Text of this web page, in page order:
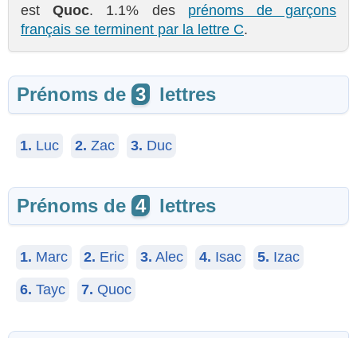
estQuoc. 1.1% des prénoms de garçons
français se terminent par la lettre C.
Prénoms de 3 lettres
1. Luc 2. Zac 3. Duc
Prénoms de 4 lettres
1. Marc 2. Eric 3. Alec 4. Isac 5. Izac
6. Tayc 7. Quoc